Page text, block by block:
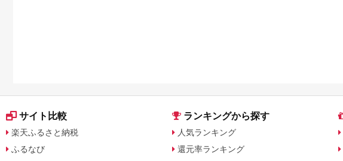
サイト比較
楽天ふるさと納税
ふるなび
ランキングから探す
人気ランキング
還元率ランキング